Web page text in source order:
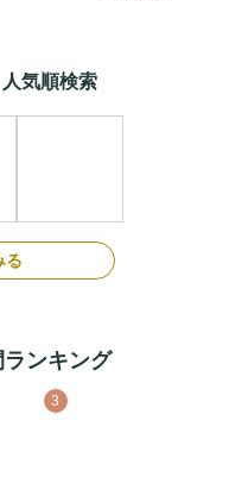
人気順検索
る
ンキング
3